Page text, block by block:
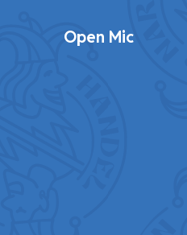
Open Mic